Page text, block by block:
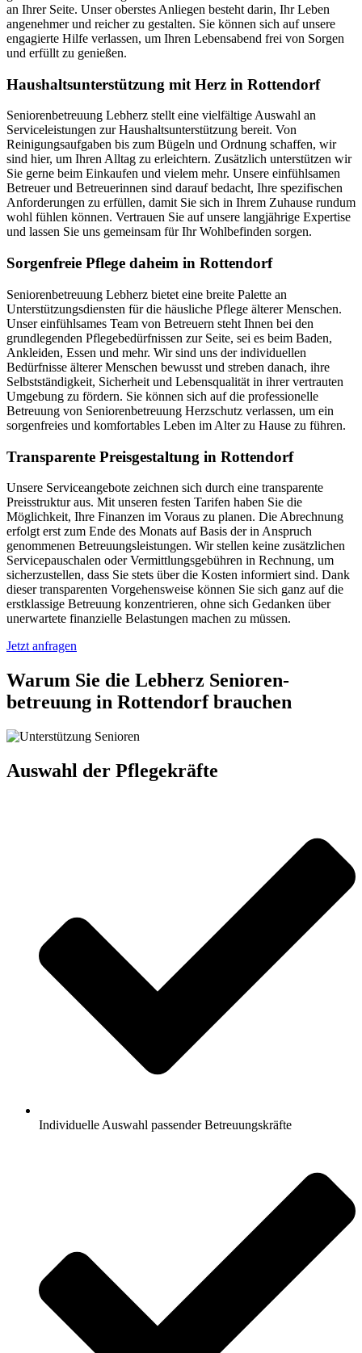
an Ihrer Seite. Unser oberstes Anliegen besteht darin, Ihr Leben
angenehmer und reicher zu gestalten. Sie können sich auf unsere
engagierte Hilfe verlassen, um Ihren Lebensabend frei von Sorgen
und erfüllt zu genießen.
Haushalts­unterstützung mit Herz in Rottendorf
Seniorenbetreuung Lebherz stellt eine vielfältige Auswahl an
Serviceleistungen zur Haushaltsunterstützung bereit. Von
Reinigungsaufgaben bis zum Bügeln und Ordnung schaffen, wir
sind hier, um Ihren Alltag zu erleichtern. Zusätzlich unterstützen wir
Sie gerne beim Einkaufen und vielem mehr. Unsere einfühlsamen
Betreuer und Betreuerinnen sind darauf bedacht, Ihre spezifischen
Anforderungen zu erfüllen, damit Sie sich in Ihrem Zuhause rundum
wohl fühlen können. Vertrauen Sie auf unsere langjährige Expertise
und lassen Sie uns gemeinsam für Ihr Wohlbefinden sorgen.
Sorgenfreie Pflege daheim in Rottendorf
Seniorenbetreuung Lebherz bietet eine breite Palette an
Unterstützungsdiensten für die häusliche Pflege älterer Menschen.
Unser einfühlsames Team von Betreuern steht Ihnen bei den
grundlegenden Pflegebedürfnissen zur Seite, sei es beim Baden,
Ankleiden, Essen und mehr. Wir sind uns der individuellen
Bedürfnisse älterer Menschen bewusst und streben danach, ihre
Selbstständigkeit, Sicherheit und Lebensqualität in ihrer vertrauten
Umgebung zu fördern. Sie können sich auf die professionelle
Betreuung von Seniorenbetreuung Herzschutz verlassen, um ein
sorgenfreies und komfortables Leben im Alter zu Hause zu führen.
Transparente Preisgestaltung in Rottendorf
Unsere Serviceangebote zeichnen sich durch eine transparente
Preisstruktur aus. Mit unseren festen Tarifen haben Sie die
Möglichkeit, Ihre Finanzen im Voraus zu planen. Die Abrechnung
erfolgt erst zum Ende des Monats auf Basis der in Anspruch
genommenen Betreuungsleistungen. Wir stellen keine zusätzlichen
Servicepauschalen oder Vermittlungsgebühren in Rechnung, um
sicherzustellen, dass Sie stets über die Kosten informiert sind. Dank
dieser transparenten Vorgehensweise können Sie sich ganz auf die
erstklassige Betreuung konzentrieren, ohne sich Gedanken über
unerwartete finanzielle Belastungen machen zu müssen.
Jetzt anfragen
Warum Sie die Lebherz Senioren­
betreuung in Rottendorf brauchen
Auswahl der Pflegekräfte
Individuelle Auswahl passender Betreuungskräfte